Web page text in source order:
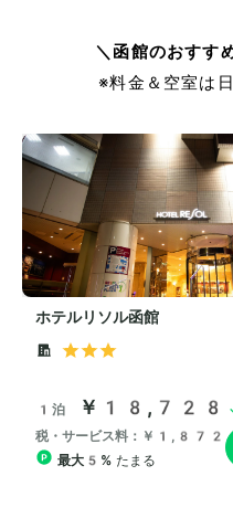
＼函館のおすす
※料金＆空室は